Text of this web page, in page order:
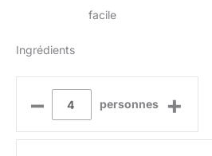
facile
Ingrédients
– personnes +